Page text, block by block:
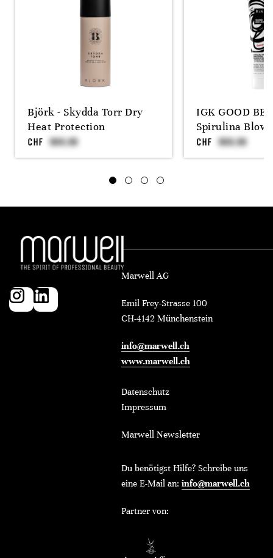
Björk - Skydda Torr Dry
Heat Protection
CHF
IGK GOOD
Spirulina
CHF
Marwell AG
Emil Frey-Strasse 100
CH-4142 Münchenstein
info@marwell.ch
www.marwell.ch
Datenschutz
Impressum
Marwell Newsletter
Du benötigst Hilfe? Schreibe uns
eine E-Mail an: info@marwell.ch
Partner von: